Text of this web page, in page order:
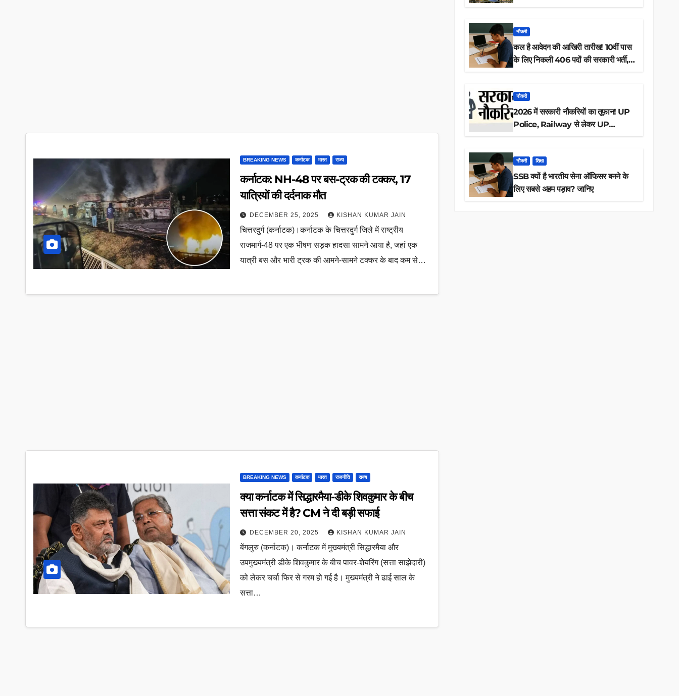
BREAKING NEWS कर्नाटक भारत राज्य
कर्नाटक: NH-48 पर बस-ट्रक की टक्कर, 17
यात्रियों की दर्दनाक मौत
DECEMBER 25, 2025 KISHAN KUMAR JAIN
चित्तरदुर्ग (कर्नाटक)।कर्नाटक के चित्तरदुर्ग जिले में राष्ट्रीय
राजमार्ग-48 पर एक भीषण सड़क हादसा सामने आया है, जहां एक
यात्री बस और भारी ट्रक की आमने-सामने टक्कर के बाद कम से…
BREAKING NEWS कर्नाटक भारत राजनीति राज्य
क्या कर्नाटक में सिद्धारमैया-डीके शिवकुमार के बीच
सत्ता संकट में है? CM ने दी बड़ी सफाई
DECEMBER 20, 2025 KISHAN KUMAR JAIN
बेंगलुरु (कर्नाटक)। कर्नाटक में मुख्यमंत्री सिद्धारमैया और
उपमुख्यमंत्री डीके शिवकुमार के बीच पावर-शेयरिंग (सत्ता साझेदारी)
को लेकर चर्चा फिर से गरम हो गई है। मुख्यमंत्री ने ढाई साल के
सत्ता…
नौकरी
कल है आवेदन की आखिरी तारीख! 10वीं पास
के लिए निकली 406 पदों की सरकारी भर्ती,
नौकरी
2026 में सरकारी नौकरियों का तूफान! UP
Police, Railway से लेकर UP
नौकरी शिक्षा
SSB क्यों है भारतीय सेना ऑफिसर बनने के
लिए सबसे अहम पड़ाव? जानिए